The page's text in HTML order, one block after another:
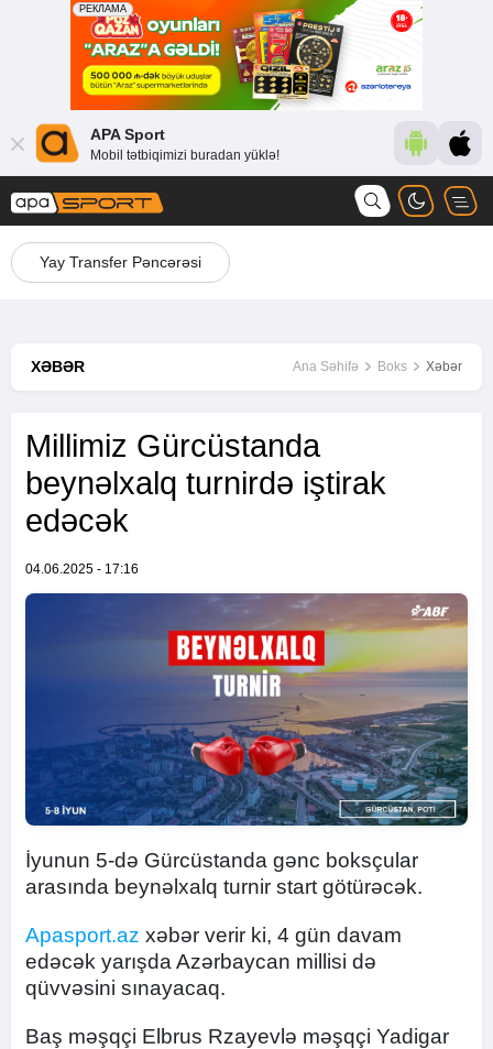
APA Sport
Mobil tətbiqimizi buradan yüklə!
Yay Transfer Pəncərəsi
XƏBƏR Ana Səhifə Boks Xəbər
Millimiz Gürcüstanda
beynəlxalq turnirdə iştirak
edəcək
04.06.2025 - 17:16
İyunun 5-də Gürcüstanda gənc boksçular
arasında beynəlxalq turnir start götürəcək.
Apasport.az xəbər verir ki, 4 gün davam
edəcək yarışda Azərbaycan millisi də
qüvvəsini sınayacaq.
Baş məşqçi Elbrus Rzayevlə məşqçi Yadigar